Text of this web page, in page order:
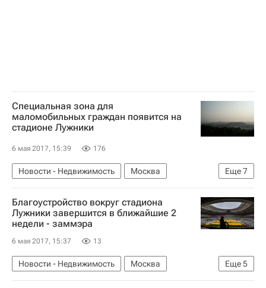
Специальная зона для
маломобильных граждан появится на
стадионе Лужники
6 мая 2017, 15:39 176
Еще7
Новости - Недвижимость
Москва
Реконструкция
Стадионы
Марат Хуснуллин
Инфраструктура
Лужники
Реконструкция "Лужников"
Россия
Благоустройство вокруг стадиона
Лужники завершится в ближайшие 2
недели - заммэра
6 мая 2017, 15:37 13
Еще5
Новости - Недвижимость
Москва
Реконструкция
Стадионы